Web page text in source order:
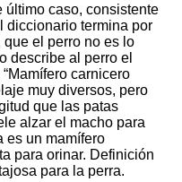
último caso, consistente
diccionario termina por
el perro no es lo
describe al perro el
carnicero
muy diversos, pero
que las patas
alzar el macho para
es un mamífero
para orinar. Definición
para la perra.